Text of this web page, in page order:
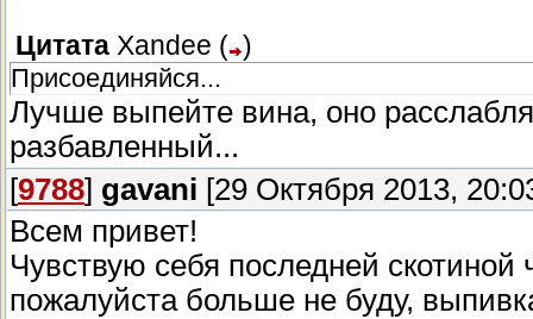
Цитата Xandee ( )
Присоединяйся...
Лучше выпейте вина, оно
разбавленный...
[9788] gavani [29 Октября 2013,
Всем привет!
Чувствую себя последней
пожалуйста больше не буду,